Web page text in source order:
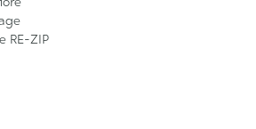
poudres de plantes pour les
une large palette de
purs pour les soins de votre visage,
ou bien réaliser vos propres
maison
RE-ZIP